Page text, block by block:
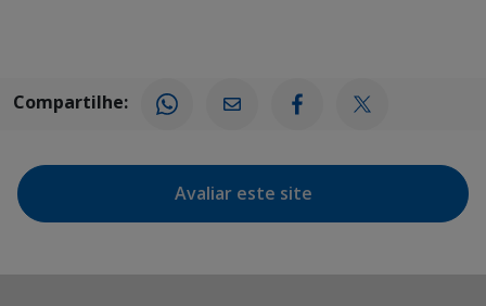
Compartilhe:
Avaliar este site